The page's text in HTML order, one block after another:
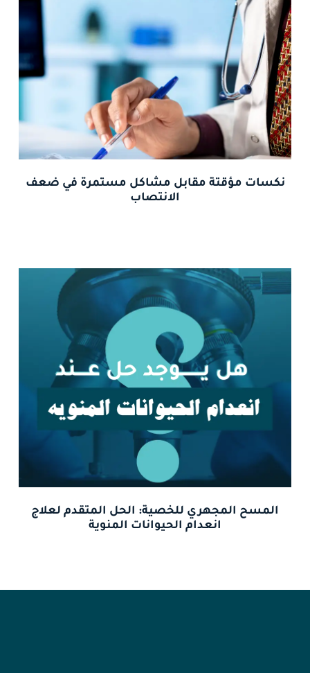
نكسات مؤقتة مقابل مشاكل مستمرة في ضعف
الانتصاب
المسح المجهري للخصية: الحل المتقدم لعلاج
انعدام الحيوانات المنوية